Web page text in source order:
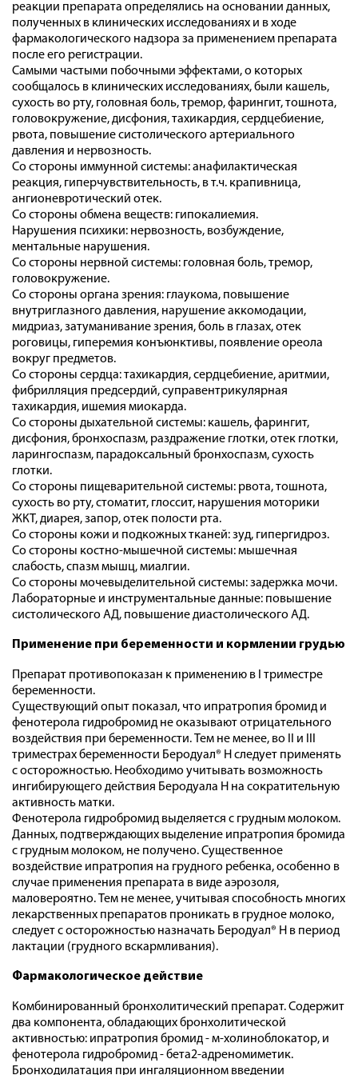
реакции препарата определялись на основании данных,
полученных в клинических исследованиях и в ходе
фармакологического надзора за применением препарата
после его регистрации.
Самыми частыми побочными эффектами, о которых
сообщалось в клинических исследованиях, были кашель,
сухость во рту, головная боль, тремор, фарингит, тошнота,
головокружение, дисфония, тахикардия, сердцебиение,
рвота, повышение систолического артериального
давления и нервозность.
Со стороны иммунной системы: анафилактическая
реакция, гиперчувствительность, в т.ч. крапивница,
ангионевротический отек.
Со стороны обмена веществ: гипокалиемия.
Нарушения психики: нервозность, возбуждение,
ментальные нарушения.
Со стороны нервной системы: головная боль, тремор,
головокружение.
Со стороны органа зрения: глаукома, повышение
внутриглазного давления, нарушение аккомодации,
мидриаз, затуманивание зрения, боль в глазах, отек
роговицы, гиперемия конъюнктивы, появление ореола
вокруг предметов.
Со стороны сердца: тахикардия, сердцебиение, аритмии,
фибрилляция предсердий, суправентрикулярная
тахикардия, ишемия миокарда.
Со стороны дыхательной системы: кашель, фарингит,
дисфония, бронхоспазм, раздражение глотки, отек глотки,
ларингоспазм, парадоксальный бронхоспазм, сухость
глотки.
Со стороны пищеварительной системы: рвота, тошнота,
сухость во рту, стоматит, глоссит, нарушения моторики
ЖКТ, диарея, запор, отек полости рта.
Со стороны кожи и подкожных тканей: зуд, гипергидроз.
Со стороны костно-мышечной системы: мышечная
слабость, спазм мышц, миалгии.
Со стороны мочевыделительной системы: задержка мочи.
Лабораторные и инструментальные данные: повышение
систолического АД, повышение диастолического АД.
Применение при беременности и кормлении грудью
Препарат противопоказан к применению в I триместре
беременности.
Существующий опыт показал, что ипратропия бромид и
фенотерола гидробромид не оказывают отрицательного
воздействия при беременности. Тем не менее, во II и III
триместрах беременности Беродуал® Н следует применять
с осторожностью. Необходимо учитывать возможность
ингибирующего действия Беродуала Н на сократительную
активность матки.
Фенотерола гидробромид выделяется с грудным молоком.
Данных, подтверждающих выделение ипратропия бромида
с грудным молоком, не получено. Существенное
воздействие ипратропия на грудного ребенка, особенно в
случае применения препарата в виде аэрозоля,
маловероятно. Тем не менее, учитывая способность многих
лекарственных препаратов проникать в грудное молоко,
следует с осторожностью назначать Беродуал® Н в период
лактации (грудного вскармливания).
Фармакологическое действие
Комбинированный бронхолитический препарат. Содержит
два компонента, обладающих бронхолитической
активностью: ипратропия бромид - м-холиноблокатор, и
фенотерола гидробромид - бета2-адреномиметик.
Бронходилатация при ингаляционном введении